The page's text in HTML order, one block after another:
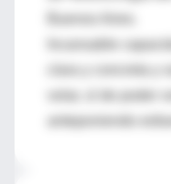
Incansable